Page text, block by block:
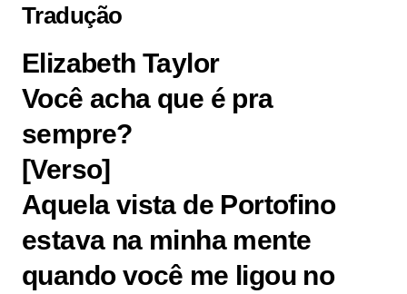
Tradução
Elizabeth Taylor
Você acha que é pra
sempre?
[Verso]
Aquela vista de Portofino
estava na minha mente
quando você me ligou no